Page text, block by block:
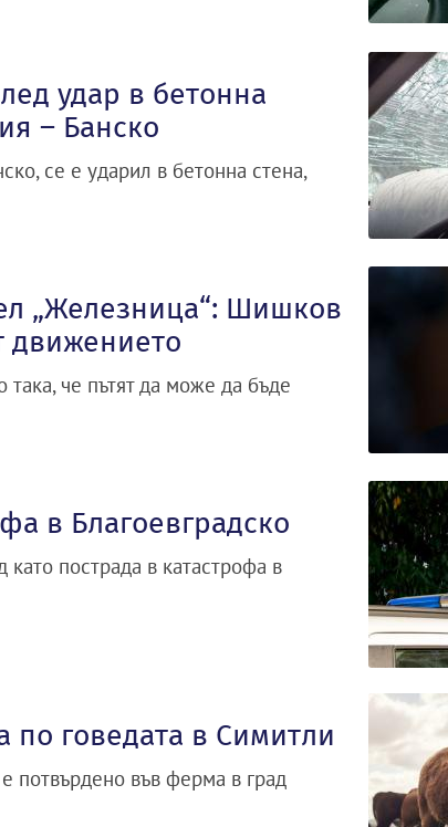
удар в бетонна
– Банско
се е ударил в бетонна стена,
„Железница“: Шишков
движението
че пътят да може да бъде
в Благоевградско
пострада в катастрофа в
по говедата в Симитли
потвърдено във ферма в град